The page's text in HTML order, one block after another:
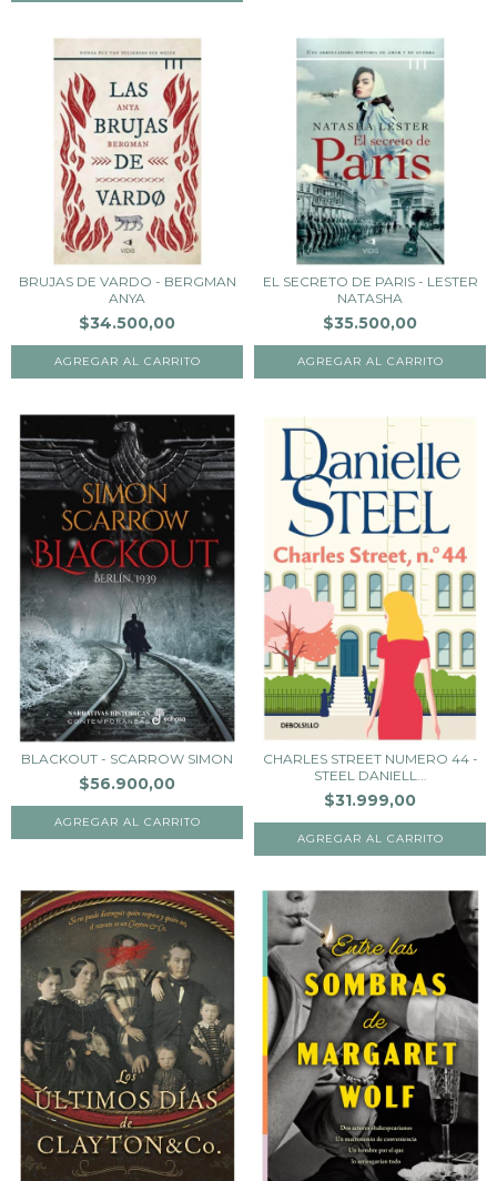
BRUJAS DE VARDO - BERGMAN
ANYA
$34.500,00
EL SECRETO DE PARIS - LESTER
NATASHA
$35.500,00
BLACKOUT - SCARROW SIMON
$56.900,00
CHARLES STREET NUMERO 44 -
STEEL DANIELL...
$31.999,00